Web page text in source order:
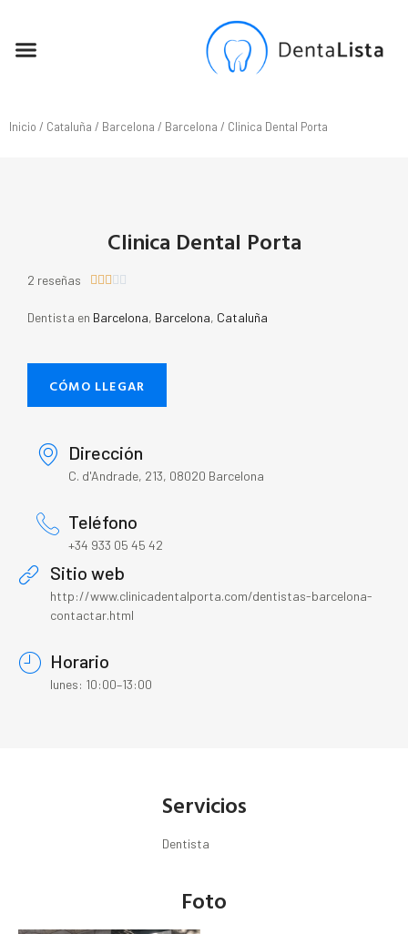
Inicio / Cataluña / Barcelona / Barcelona / Clinica Dental Porta
Clinica Dental Porta
2 reseñas     
Dentista en Barcelona, Barcelona, Cataluña
CÓMO LLEGAR
Dirección
C. d'Andrade, 213, 08020 Barcelona
Teléfono
+34 933 05 45 42
Sitio web
http://www.clinicadentalporta.com/dentistas-barcelona-
contactar.html
Horario
lunes: 10:00–13:00
Servicios
Dentista
Foto